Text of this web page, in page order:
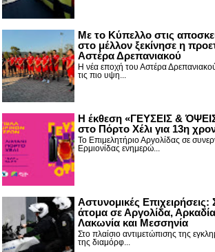
Με το Κύπελλο στις
στο μέλλον ξεκίνησε η
Αστέρα Δρεπανιακού
Η νέα εποχή του Αστέρα Δρεπανιακού
τις πιο υψη...
Η έκθεση «ΓΕΥΣΕΙΣ &
στο Πόρτο Χέλι για 13η
Το Επιμελητήριο Αργολίδας σε
Ερμιονίδας ενημερώ...
Αστυνομικές
άτομα σε Αργολίδα,
Λακωνία και Μεσσηνία
Στο πλαίσιο αντιμετώπισης της
της διαμόρφ...